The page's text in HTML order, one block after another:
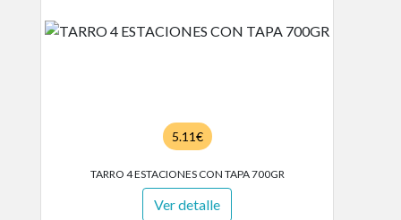
5.11€
TARRO 4 ESTACIONES CON TAPA 700GR
Ver detalle